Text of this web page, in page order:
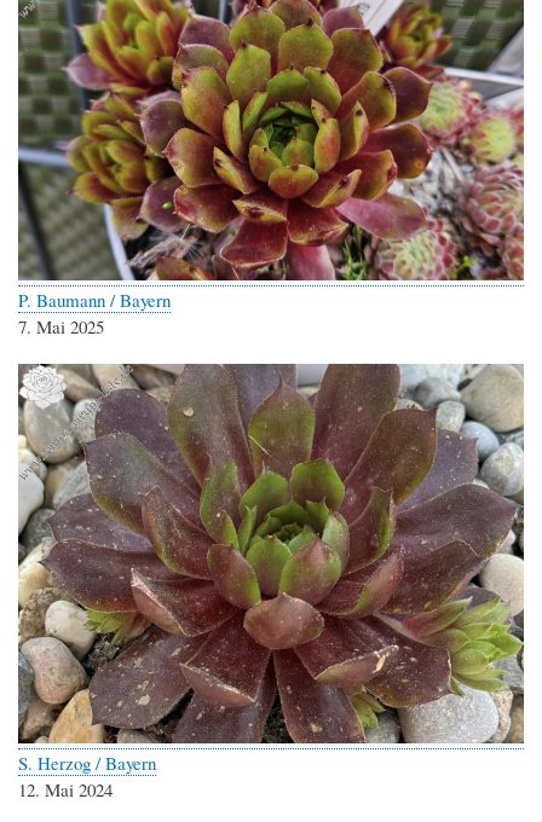
P. Baumann / Bayern
7. Mai 2025
S. Herzog / Bayern
12. Mai 2024